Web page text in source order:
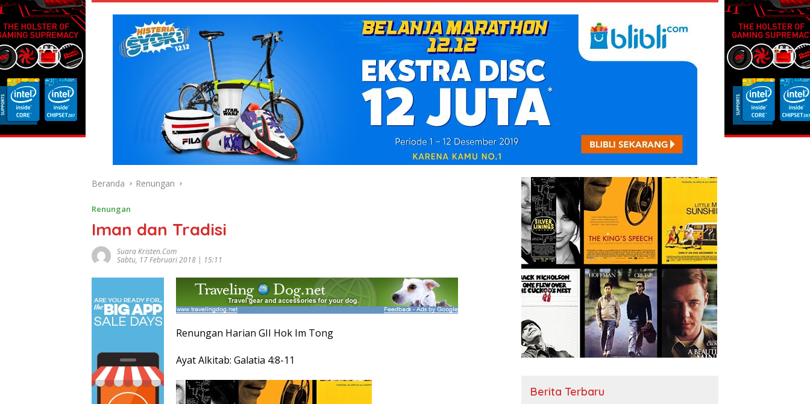
Beranda Renungan
Renungan
Iman dan Tradisi
Suara Kristen.com
Sabtu, 17 Februari 2018 | 15:11
Renungan Harian GII Hok Im Tong
Ayat Alkitab: Galatia 4:8-11
Berita Terbaru